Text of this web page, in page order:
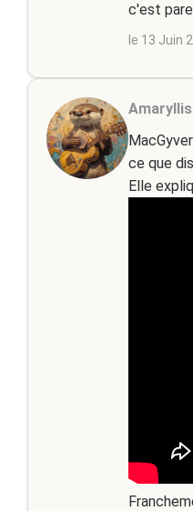
c'est
le 13 Juin
ce que
Elle